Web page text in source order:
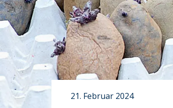
21. Februar 2024